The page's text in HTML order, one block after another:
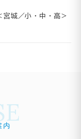
宮城／小・中・高＞